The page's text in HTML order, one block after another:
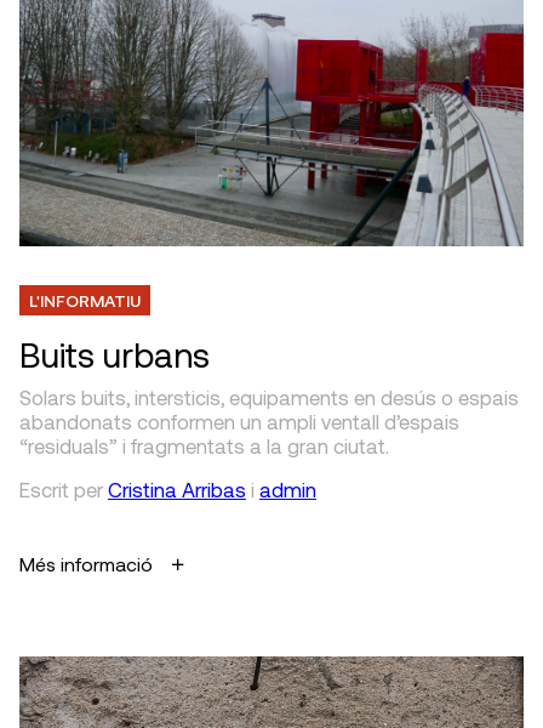
L'INFORMATIU
Buits urbans
Solars buits, intersticis, equipaments en desús o espais
abandonats conformen un ampli ventall d’espais
“residuals” i fragmentats a la gran ciutat.
Escrit per Cristina Arribas i admin
Més informació